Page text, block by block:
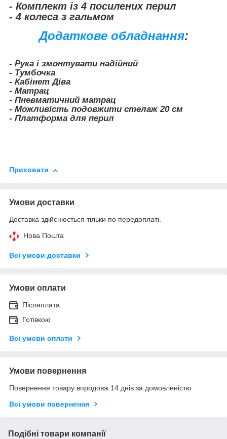
- Комплект із 4 посилених перил
- 4 колеса з гальмом
Додаткове обладнання:
- Рука і змонтувати надійний
- Тумбочка
- Кабінет Діва
- Матрац
- Пневматичний матрац
- Можливість подовжити стелаж 20 см
- Платформа для перил
Приховати
Умови доставки
Доставка здійснюється тільки по передоплаті.
Нова Пошта
Всі умови доставки
Умови оплати
Післяплата
Готівкою
Всі умови оплати
Умови повернення
Повернення товару впродовж 14 днів за домовленістю
Всі умови повернення
Подібні товари компанії